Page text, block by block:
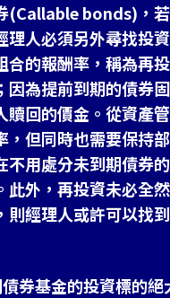
(Callable bonds)，
理人必須另外尋找投
合的報酬率，稱為再
因為提前到期的債券
贖回的價金。從資產
，但同時也需要保持
不用處分未到期債券
此外，再投資未必全
則經理人或許可以找
券基金的投資標的絕